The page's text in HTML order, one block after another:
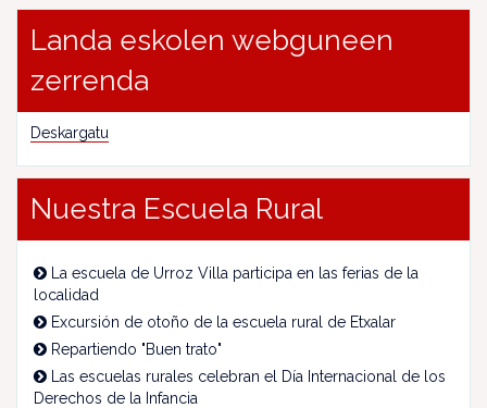
Landa eskolen webguneen
zerrenda
Deskargatu
Nuestra Escuela Rural
La escuela de Urroz Villa participa en las ferias de la
localidad
Excursión de otoño de la escuela rural de Etxalar
Repartiendo "Buen trato"
Las escuelas rurales celebran el Día Internacional de los
Derechos de la Infancia